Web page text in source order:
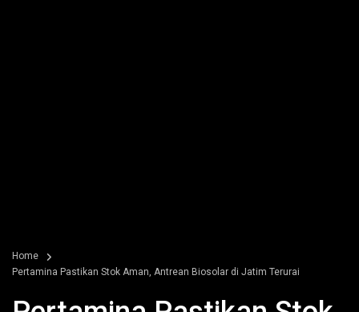
Home
Pertamina Pastikan Stok Aman, Antrean Biosolar di Jatim Terurai